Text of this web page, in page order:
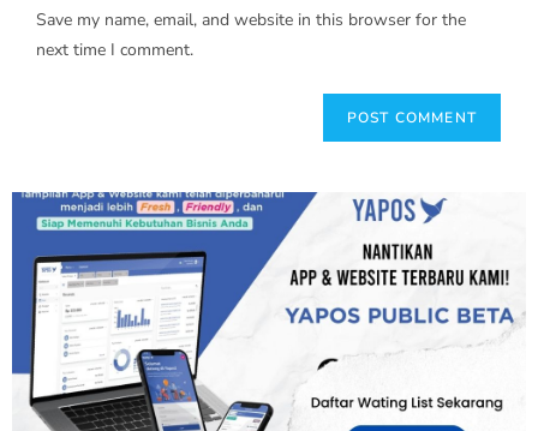
Save my name, email, and website in this browser for the
next time I comment.